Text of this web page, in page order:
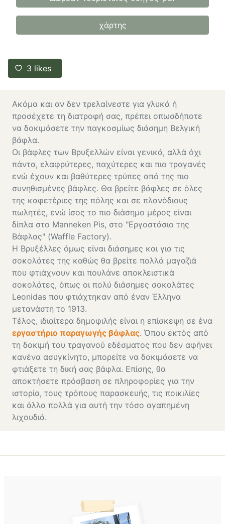
χάρτης
3 likes
Ακόμα και αν δεν τρελαίνεστε για γλυκά ή
προσέχετε τη διατροφή σας, πρέπει οπωσδήποτε
να δοκιμάσετε την παγκοσμίως διάσημη Βελγική
βάφλα.
Οι βάφλες των Βρυξελλών είναι γενικά, αλλά όχι
πάντα, ελαφρύτερες, παχύτερες και πιο τραγανές
ενώ έχουν και βαθύτερες τρύπες από της πιο
συνηθισμένες βάφλες. Θα βρείτε βάφλες σε όλες
της καφετέριες της πόλης και σε πλανόδιους
πωλητές, ενώ ίσος το πιο διάσημο μέρος είναι
δίπλα στο Manneken Pis, στο "Εργοστάσιο της
Βάφλας" (Waffle Factory).
Η Βρυξέλλες όμως είναι διάσημες και για τις
σοκολάτες της καθώς θα βρείτε πολλά μαγαζιά
που φτιάχνουν και πουλάνε αποκλειστικά
σοκολάτες, όπως οι πολύ διάσημες σοκολάτες
Leonidas που φτιάχτηκαν από έναν Έλληνα
μετανάστη το 1913.
Τέλος, ιδιαίτερα δημοφιλής είναι η επίσκεψη σε ένα
εργαστήριο παραγωγής βάφλας. Όπου εκτός από
τη δοκιμή του τραγανού εδέσματος που δεν αφήνει
κανένα ασυγκίνητο, μπορείτε να δοκιμάσετε να
φτιάξετε τη δική σας βάφλα. Επίσης, θα
αποκτήσετε πρόσβαση σε πληροφορίες για την
ιστορία, τους τρόπους παρασκευής, τις ποικιλίες
και άλλα πολλά για αυτή την τόσο αγαπημένη
λιχουδιά.